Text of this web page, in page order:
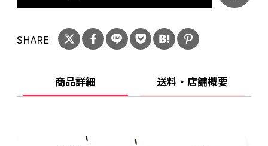
SHARE
商品詳細 送料・店舗概要